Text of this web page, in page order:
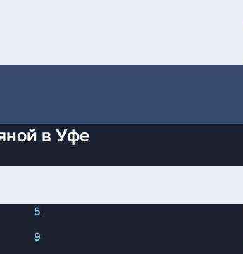
в Уфе
5
9